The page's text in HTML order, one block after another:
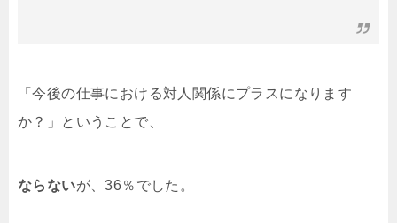
「今後の仕事における対人関係にプラスになります
か？」ということで、
ならないが、36％でした。